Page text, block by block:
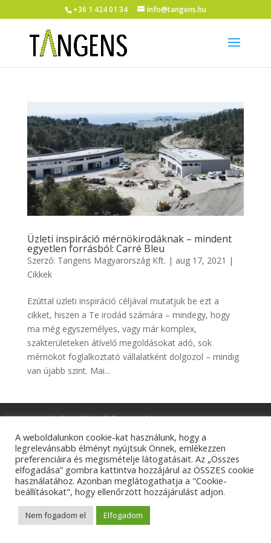
+36 1 424 01 34 info@tangens.hu
Üzleti inspiráció mérnökirodáknak – mindent
egyetlen forrásból: Carré Bleu
Szerző: Tangens Magyarország Kft. | aug 17, 2021 |
Cikkek
Ezúttal üzleti inspiráció céljával mutatjuk be ezt a
cikket, hiszen a Te irodád számára – mindegy, hogy
ma még egyszemélyes, vagy már komplex,
szakterületeken átívelő megoldásokat adó, sok
mérnököt foglalkoztató vállalatként dolgozol – mindig
van újabb szint. Mai...
Adatkezelési tájékoztató
Impresszum
Kapcsolat
© Tangens Kft. - Weboldalkészítés:Molnár Ferenc
Marketing
A weboldalunkon cookie-kat használunk, hogy a
legrelevánsabb élményt nyújtsuk Önnek, emlékezzen
preferenciáira és megismételje látogatásait. Az „Összes
elfogadása” gombra kattintva hozzájárul az ÖSSZES cookie
használatához. Azonban meglátogathatja a "Cookie-
beállításokat", hogy ellenőrzött hozzájárulást adjon.
Nem fogadom el Elfogadom